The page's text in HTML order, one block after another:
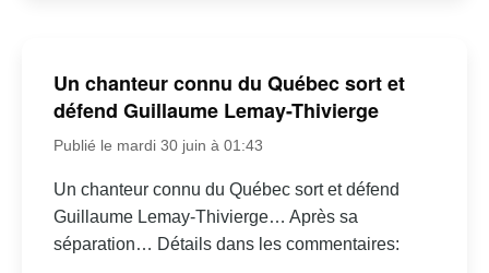
Un chanteur connu du Québec sort et
défend Guillaume Lemay-Thivierge
Publié le mardi 30 juin à 01:43
Un chanteur connu du Québec sort et défend
Guillaume Lemay-Thivierge… Après sa
séparation… Détails dans les commentaires: